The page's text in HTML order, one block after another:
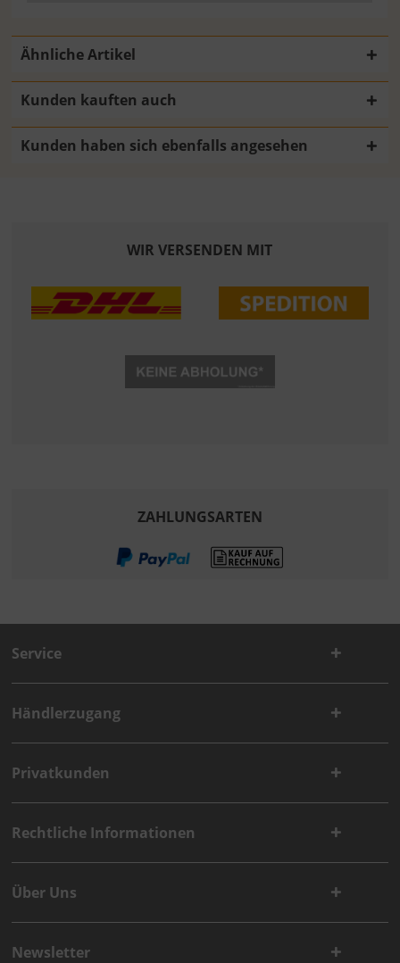
Ähnliche Artikel
Kunden kauften auch
Kunden haben sich ebenfalls angesehen
WIR VERSENDEN MIT
ZAHLUNGSARTEN
Service
Händlerzugang
Privatkunden
Rechtliche Informationen
Über Uns
Newsletter